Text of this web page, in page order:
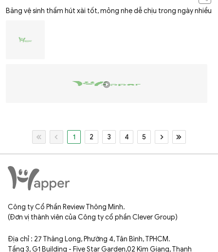
Băng vệ sinh thấm hút xài tốt, mỏng nhẹ dễ chịu trong ngày nhiều
1 2 3 4 5
Công ty Cổ Phần Review Thông Minh.
(Đơn vị thành viên của Công ty cổ phần Clever Group)
Địa chỉ : 27 Thăng Long, Phường 4, Tân Bình, TPHCM.
Tầng 3, G1 Building - Five Star Garden,02 Kim Giang, Thanh